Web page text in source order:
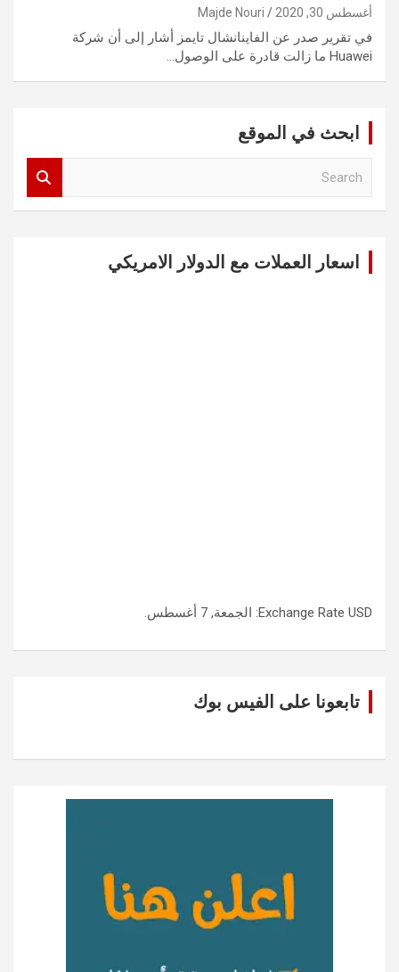
أغسطس 30, 2020 Majde Nouri
في تقرير صدر عن الفاينانشال تايمز أشار إلى أن شركة
Huawei ما زالت قادرة على الوصول…
ابحث في الموقع
اسعار العملات مع الدولار الامريكي
Exchange Rate USD : الجمعة, 7 أغسطس.
تابعونا على الفيس بوك